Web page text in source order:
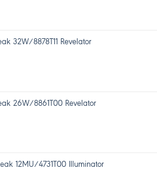
32W/8878T11 Revelator
26W/8861T00 Revelator
12MU/4731T00 Illuminator